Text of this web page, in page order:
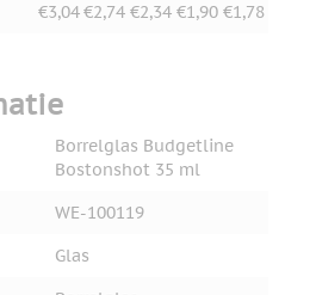
€3,04€2,74 €2,34 €1,90 €1,78
Borrelglas Budgetline
Bostonshot 35 ml
WE-100119
Glas